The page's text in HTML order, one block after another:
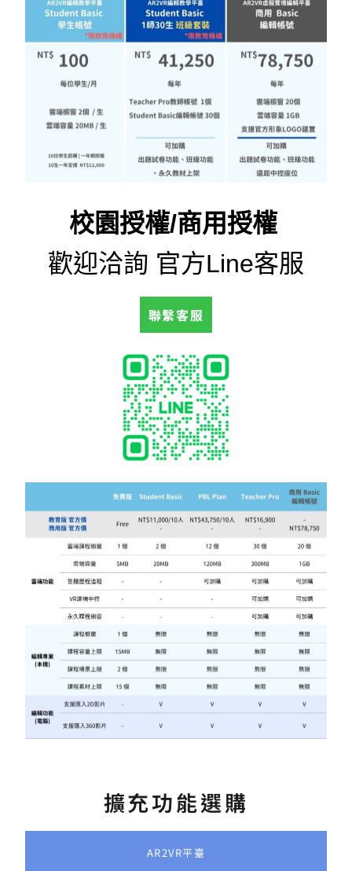
校園授權/商用授權
歡迎洽詢 官方Line客服
聯繫客服
擴充功能選購
AR2VR平臺